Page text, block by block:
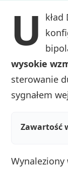
U
wysokie
sterowanie
sygnałem
Zawartość
Wynaleziony